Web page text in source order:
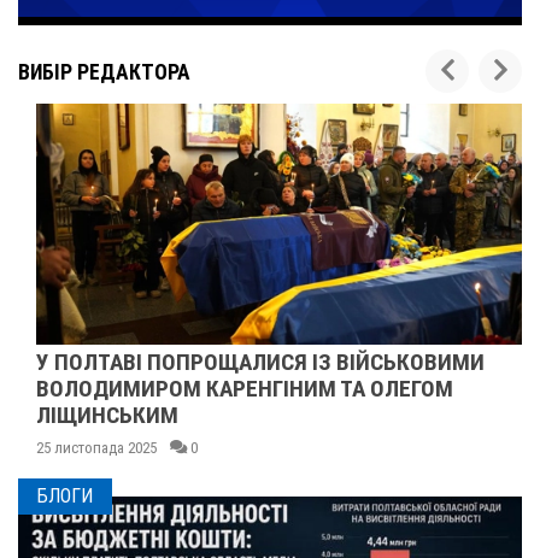
ВИБІР РЕДАКТОРА
У ПОЛТАВІ ПОПРОЩАЛИСЯ ІЗ ВІЙСЬКОВИМИ
ВОЛОДИМИРОМ КАРЕНГІНИМ ТА ОЛЕГОМ
ЛІЩИНСЬКИМ
25 листопада 2025 0
БЛОГИ